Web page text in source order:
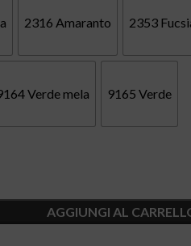
2316 Amaranto 2353
Verde mela 9165 Verde
AGGIUNGI AL